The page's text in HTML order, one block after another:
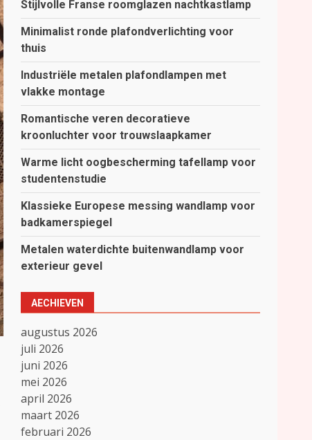
Stijlvolle Franse roomglazen nachtkastlamp
Minimalist ronde plafondverlichting voor
thuis
Industriële metalen plafondlampen met
vlakke montage
Romantische veren decoratieve
kroonluchter voor trouwslaapkamer
Warme licht oogbescherming tafellamp voor
studentenstudie
Klassieke Europese messing wandlamp voor
badkamerspiegel
Metalen waterdichte buitenwandlamp voor
exterieur gevel
AECHIEVEN
augustus 2026
juli 2026
juni 2026
mei 2026
april 2026
maart 2026
februari 2026